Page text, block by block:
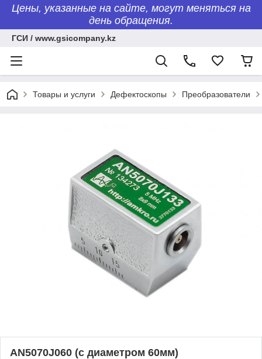
Цены, указанные на сайте, могут меняться на
день обращения.
ГСИ / www.gsicompany.kz
Товары и услуги Дефектоскопы Преобразователи
AN5070J060 (с диаметром 60мм)